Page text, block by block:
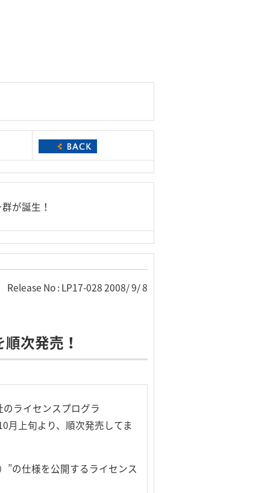
が誕生！
Release No : LP17-028 2008/ 9/ 8
次発売！
ライセンスプログラ
月上旬より、順次発売してま
”の仕様を公開するライセンス